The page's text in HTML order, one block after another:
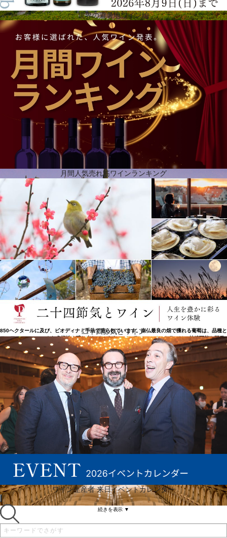
オーガニックワインへの情熱
2002年、ローマ遺跡で有名なナルボンヌと地中海の間にあるラ・クラップ自然公園内のシャトー・
ロスピタレを取得し、ジェラール・ベルトランの事業はさらなる広がりを見せます。それ以降、成
功の物語は続き、ラングドックを象徴するテロワールを持つ新しい葡萄畑が、ジェラール・ベルト
ランのワインのビジョンと多様性を豊かにしていったのです。ジェラールは、自然を尊重しなが
ら、優れたオーガニックワインの生産に強いこだわりを持っています。この環境保護の真の大使
は、今日、オーガニックワインの世界的リーダーとなっています。 ジェラールは長年にわたり、ラ
ングドック・ルーション地方の複数のエステートを買収し、よりクリーンな生産方法への移行を支
援してきました。今日、その賭けは見事に成功し、すべての葡萄畑は少なくともABラベルを取得
持続可能な開発への信念
南仏の最も素晴らしいテロワールにあるドメーヌを所有するジェラール・ベルトランは、世界中に
オクシタニー地方の偉大なワインを広める大使として知られています。ピレネー山脈に近い標高の
高い畑から、火山性土壌のテラス・デュ・ラルザック、地中海を望む沿岸の畑まで、ワイナリーは
850ヘクタールに及び、ビオディナミ手法で造られています。南仏最良の畑で獲れる葡萄は、品種と
テロワールのユニークな多様性を醸し出しています。 ジェラール・ベルトランは、持続可能な開発
ポリシーを採用し、ICV(Cooperative Institute for Wine)、ADEME(フランスの環境エネルギー機
関)やCNRS（フランスの国立科学研究センター）などの協力を得て、このユニークな環境を守るこ
とに専念しています。
続きを表示 ▼
世界の避暑地ワイン編
月間人気売れ筋ワインランキング
二十四節気とワイン
ワイン生産者 来日イベントカレンダー